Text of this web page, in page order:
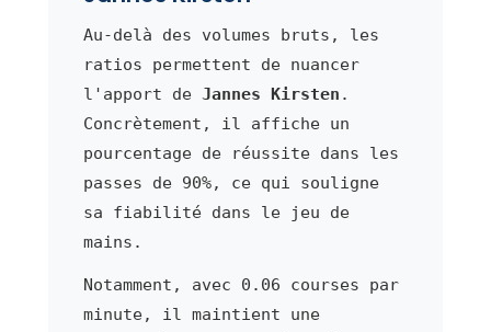
Au-delà des volumes bruts, les
ratios permettent de nuancer
l'apport de Jannes Kirsten .
Concrètement, il affiche un
pourcentage de réussite dans les
passes de 90%, ce qui souligne
sa fiabilité dans le jeu de
mains.
Notamment, avec 0.06 courses par
minute, il maintient une